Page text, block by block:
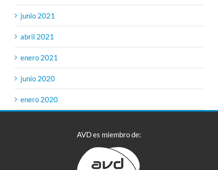
junio 2021
abril 2021
enero 2021
junio 2020
enero 2020
AVD es miembro de: